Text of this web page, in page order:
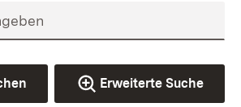
Erweiterte Suche